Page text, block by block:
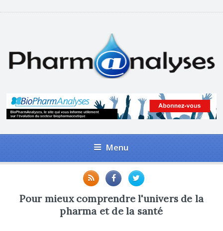
Menu
Pour mieux comprendre l'univers de la
pharma et de la santé